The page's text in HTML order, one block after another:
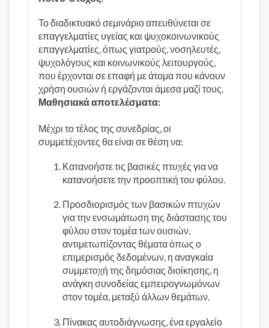
Το διαδικτυακό σεμινάριο απευθύνεται σε
επαγγελματίες υγείας και ψυχοκοινωνικούς
επαγγελματίες, όπως γιατρούς, νοσηλευτές,
ψυχολόγους και κοινωνικούς λειτουργούς,
που έρχονται σε επαφή με άτομα που κάνουν
χρήση ουσιών ή εργάζονται άμεσα μαζί τους.
Μαθησιακά αποτελέσματα:
Μέχρι το τέλος της συνεδρίας, οι
συμμετέχοντες θα είναι σε θέση να:
Κατανοήστε τις βασικές πτυχές για να
κατανοήσετε την προοπτική του φύλου.
Προσδιορισμός των βασικών πτυχών
για την ενσωμάτωση της διάστασης του
φύλου στον τομέα των ουσιών,
αντιμετωπίζοντας θέματα όπως ο
επιμερισμός δεδομένων, η αναγκαία
συμμετοχή της δημόσιας διοίκησης, η
ανάγκη συνοδείας εμπειρογνωμόνων
στον τομέα, μεταξύ άλλων θεμάτων.
Πίνακας αυτοδιάγνωσης, ένα εργαλείο